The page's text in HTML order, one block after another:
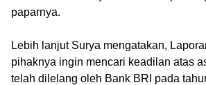
paparnya.
‎Lebih lanjut Surya mengatakan,
pihaknya ingin mencari keadilan atas
telah dilelang oleh Bank BRI pada